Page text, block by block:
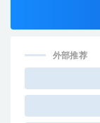
外部推荐